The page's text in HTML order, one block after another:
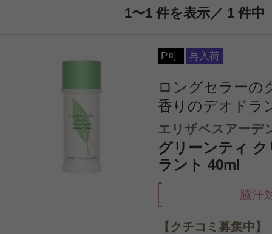
1〜1 件を表示／ 1 件中
P可 再入荷
ロングセラーの
香りのデオドラ
エリザベスアーデ
グリーンティ
ラント 40ml
脇汗
【クチコミ募集中】